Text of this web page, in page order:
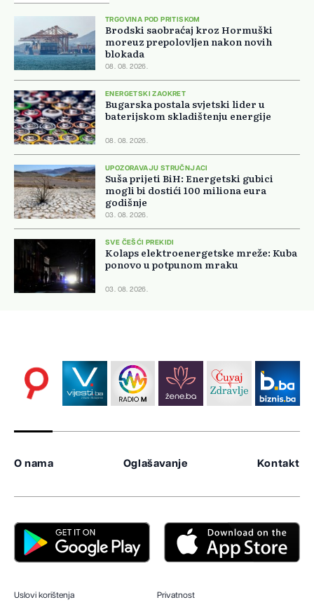
TRGOVINA POD PRITISKOM
Brodski saobraćaj kroz Hormuški
moreuz prepolovljen nakon novih
blokada
08. 08. 2026.
ENERGETSKI ZAOKRET
Bugarska postala svjetski lider u
baterijskom skladištenju energije
08. 08. 2026.
UPOZORAVAJU STRUČNJACI
Suša prijeti BiH: Energetski gubici
mogli bi dostići 100 miliona eura
godišnje
03. 08. 2026.
SVE ČEŠĆI PREKIDI
Kolaps elektroenergetske mreže: Kuba
ponovo u potpunom mraku
03. 08. 2026.
O nama Oglašavanje Kontakt
Uslovi korištenja Privatnost